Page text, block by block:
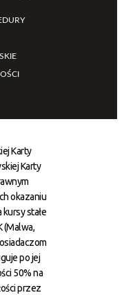
Karty
Karty
okazaniu
stałe
(Malwa,
po jej
50% na
przez